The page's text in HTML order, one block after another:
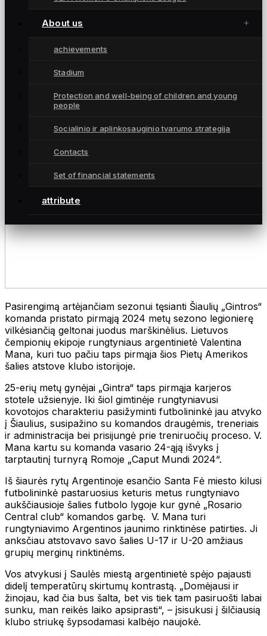
About us
achievements
Stadium
Protection and well-being of children and young
people
Socialinio ir aplinkosauginio tvarumo strategija
Contacts
Set of financial statements
attribute
Pasirengimą artėjančiam sezonui tęsianti Šiaulių „Gintros“
komanda pristato pirmąją 2024 metų sezono legionierę
vilkėsiančią geltonai juodus marškinėlius. Lietuvos
čempionių ekipoje rungtyniaus argentinietė Valentina
Mana, kuri tuo pačiu taps pirmąja šios Pietų Amerikos
šalies atstove klubo istorijoje.
25-erių metų gynėjai „Gintra“ taps pirmąja karjeros
stotele užsienyje. Iki šiol gimtinėje rungtyniavusi
kovotojos charakteriu pasižyminti futbolininkė jau atvyko
į Šiaulius, susipažino su komandos draugėmis, treneriais
ir administracija bei prisijungė prie treniruočių proceso. V.
Mana kartu su komanda vasario 24-ąją išvyks į
tarptautinį turnyrą Romoje „Caput Mundi 2024“.
Iš šiaurės rytų Argentinoje esančio Santa Fė miesto kilusi
futbolininkė pastaruosius keturis metus rungtyniavo
aukščiausioje šalies futbolo lygoje kur gynė „Rosario
Central club“ komandos garbę. V. Mana turi
rungtyniavimo Argentinos jaunimo rinktinėse patirties. Ji
anksčiau atstovavo savo šalies U-17 ir U-20 amžiaus
grupių merginų rinktinėms.
Vos atvykusi į Saulės miestą argentinietė spėjo pajausti
didelį temperatūrų skirtumų kontrastą. „Domėjausi ir
žinojau, kad čia bus šalta, bet vis tiek tam pasiruošti labai
sunku, man reikės laiko apsiprasti“, – įsisukusi į šilčiausią
klubo striukę šypsodamasi kalbėjo naujokė.